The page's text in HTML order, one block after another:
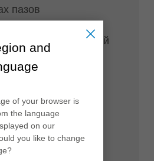
пазов
стабильный режущий
особо подходит
HPL
прижима
при
«Нестинг»
and
of your browser is
the language
on our
you like to change